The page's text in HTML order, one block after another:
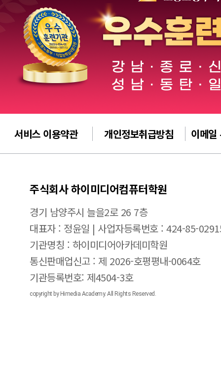
서비스 이용약관 개인정보취급방침 이메일
주식회사 하이미디어컴퓨터학원
경기 남양주시 늘을2로 26 7층
대표자 : 정윤일 | 사업자등록번호 : 424-85-
기관명칭 : 하이미디어아카데미학원
통신판매업신고 : 제 2026-호평평내-0064호
기관등록번호: 제4504-3호
copyright by Himedia Academy. All Rights Reserved.